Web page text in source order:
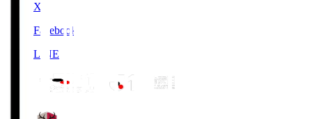
X
Facebook
LINE